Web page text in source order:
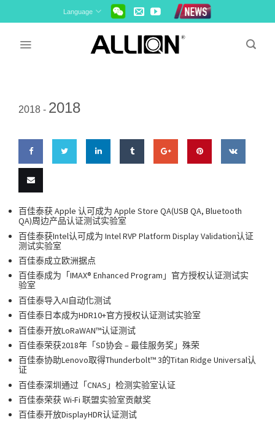
to
Language
2018 - 2018
Share
FacebookTwitter LinkedIn Tumblr
this
百佳泰获 Apple 认可成为 Apple Store QA(USB QA, Bluetooth
QA)周边产品认证测试实验室
百佳泰获Intel认可成为 Intel RVP Platform Display Validation认证
测试实验室
百佳泰成立欧洲据点
百佳泰成为「IMAX® Enhanced Program」官方授权认证测试实
验室
百佳泰导入AI自动化测试
百佳泰日本成为HDR10+官方授权认证测试实验室
百佳泰开放LoRaWAN™认证测试
百佳泰荣获2018年「SD协会 – 最佳服务奖」殊荣
百佳泰协助Lenovo取得Thunderbolt™ 3的Titan Ridge Universal认
证
百佳泰深圳通过「CNAS」检测实验室认证
百佳泰荣获 Wi-Fi 联盟实验室贡献奖
百佳泰开放DisplayHDR认证测试